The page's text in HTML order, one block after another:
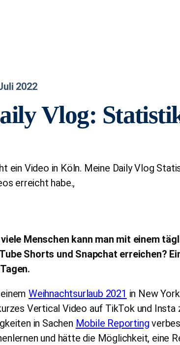
2022
Vlog:
Menschen kann man mit einem
Shorts und Snapchat erreichen?
Weihnachtsurlaub 2021 in New
Vertical Video auf TikTok und Insta
in Sachen Mobile Reporting
und hätte die Möglichkeit, eine